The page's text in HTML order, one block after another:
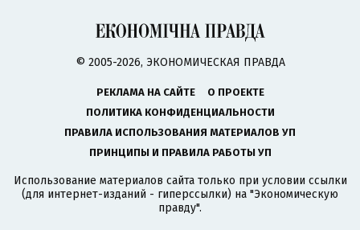
© 2005-2026, ЭКОНОМИЧЕСКАЯ ПРАВДА
РЕКЛАМА НА САЙТЕ
О ПРОЕКТЕ
ПОЛИТИКА КОНФИДЕНЦИАЛЬНОСТИ
ПРАВИЛА ИСПОЛЬЗОВАНИЯ МАТЕРИАЛОВ УП
ПРИНЦИПЫ И ПРАВИЛА РАБОТЫ УП
Использование материалов сайта только при условии ссылки
(для интернет-изданий - гиперссылки) на "Экономическую
правду".